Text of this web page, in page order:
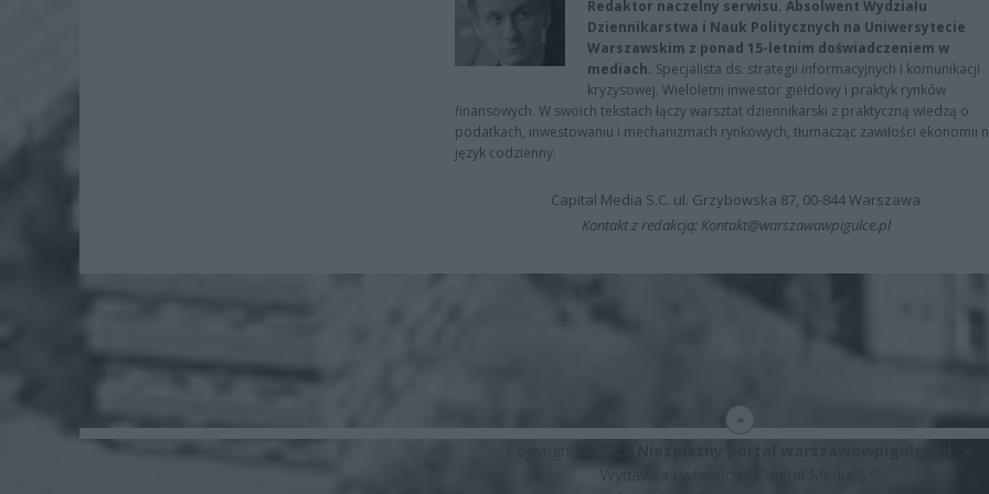
Redaktor naczelny serwisu. Absolwent Wydziału
Dziennikarstwa i Nauk Politycznych na Uniwersytecie
Warszawskim z ponad 15-letnim doświadczeniem w
mediach. Specjalista ds. strategii informacyjnych i komunikacji
kryzysowej. Wieloletni inwestor giełdowy i praktyk rynków
finansowych. W swoich tekstach łączy warsztat dziennikarski z praktyczną wiedzą o
podatkach, inwestowaniu i mechanizmach rynkowych, tłumacząc zawiłości ekonomii
język codzienny.
Capital Media S.C. ul. Grzybowska 87, 00-844 Warszawa
Kontakt z redakcją: Kontakt@warszawawpigulce.pl
Wydawca i właściciel: Capital Media S.C.